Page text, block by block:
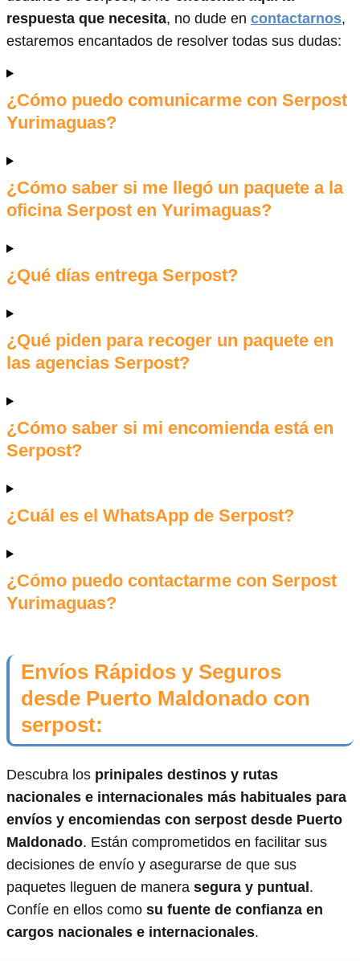
respuesta que necesita, no dude en contactarnos,
estaremos encantados de resolver todas sus dudas:
¿Cómo puedo comunicarme con Serpost
Yurimaguas?
¿Cómo saber si me llegó un paquete a la
oficina Serpost en Yurimaguas?
¿Qué días entrega Serpost?
¿Qué piden para recoger un paquete en
las agencias Serpost?
¿Cómo saber si mi encomienda está en
Serpost?
¿Cuál es el WhatsApp de Serpost?
¿Cómo puedo contactarme con Serpost
Yurimaguas?
Envíos Rápidos y Seguros
desde Puerto Maldonado con
serpost:
Descubra los prinipales destinos y rutas
nacionales e internacionales más habituales para
envíos y encomiendas con serpost desde Puerto
Maldonado. Están comprometidos en facilitar sus
decisiones de envío y asegurarse de que sus
paquetes lleguen de manera segura y puntual .
Confíe en ellos como su fuente de confianza en
cargos nacionales e internacionales.